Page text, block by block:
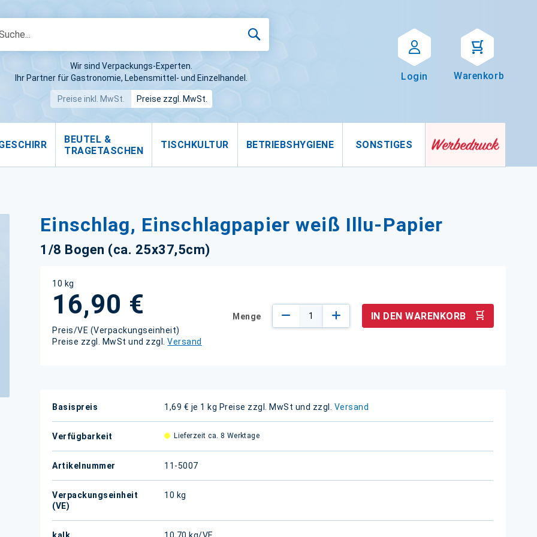
Wir sind Verpackungs-Experten.
Ihr Partner für Gastronomie, Lebensmittel- und Einzelhandel.
Preise inkl. MwSt. Preise zzgl. MwSt.
Login Warenkorb
BEUTEL &
TRAGETASCHEN
TISCHKULTUR BETRIEBSHYGIENE SONSTIGES
Einschlag, Einschlagpapier weiß Illu-Papier
1/8 Bogen (ca. 25x37,5cm)
10 kg
16,90 €
Preis/VE (Verpackungseinheit)
Preise zzgl. MwSt und zzgl.Versand
Menge IN DEN WARENKORB
Weitere
Basispreis 1,69 € je 1 kg Preise zzgl. MwSt und zzgl. Versand
Verfügbarkeit Lieferzeit ca. 8 Werktage
Artikelnummer 11-5007
Verpackungseinheit
(VE)
10 kg